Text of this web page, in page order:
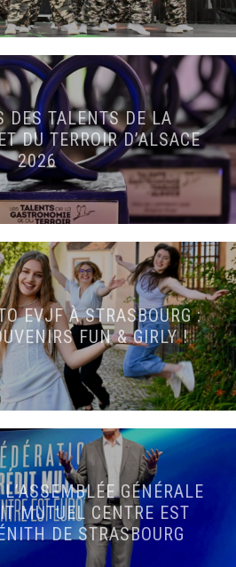
DES TALENTS DE LA
DU TERROIR D’ALSACE
2026
EVJF À STRASBOURG :
FUN & GIRLY !
GÉNÉRALE
MUTUEL CENTRE EST
DE STRASBOURG